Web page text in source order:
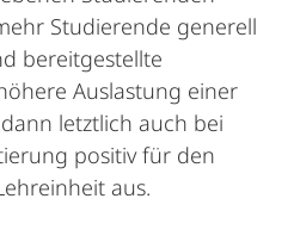
Studierende generell
bereitgestellte
Auslastung einer
letztlich auch bei
positiv für den
aus.